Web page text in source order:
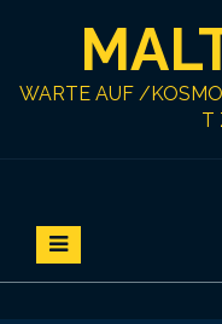
WARTE AUF /
T